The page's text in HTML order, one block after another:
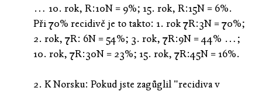
… 10. rok, R:10N = 9%; 15. rok, R:15N = 6%.
Při 70% recidivě je to takto: 1. rok 7R:3N = 70%;
2. rok, 7R: 6N = 54%; 3. rok, 7R:9N = 44% …;
10. rok, 7R:30N = 23%; 15. rok, 7R:45N = 16%.
2. K Norsku: Pokud jste zagůglil "recidiva v